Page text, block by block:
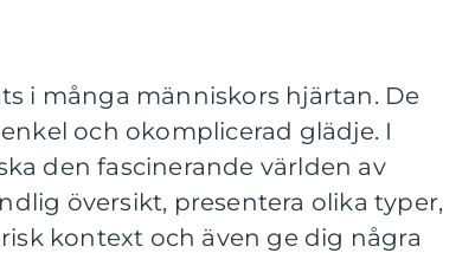
i många människors hjärtan. De
och okomplicerad glädje. I
den fascinerande världen av
översikt, presentera olika typer,
kontext och även ge dig några